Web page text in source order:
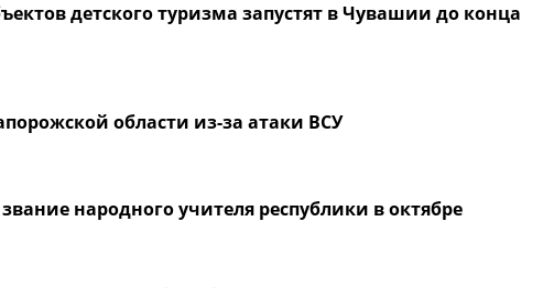
детского туризма запустят в Чувашии до конца
области из-за атаки ВСУ
народного учителя республики в октябре